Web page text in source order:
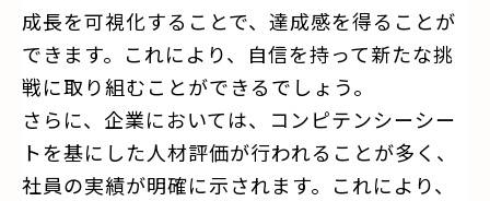
成長を可視化することで、達成感を得ることが
できます。これにより、自信を持って新たな挑
戦に取り組むことができるでしょう。
さらに、企業においては、コンピテンシーシー
トを基にした人材評価が行われることが多く、
社員の実績が明確に示されます。これにより、